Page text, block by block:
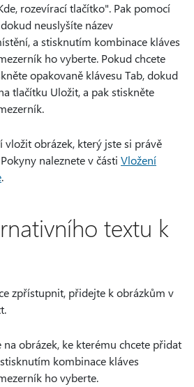
rozevírací tlačítko". Pak pomocí
neuslyšíte název
a stisknutím kombinace kláves
ho vyberte. Pokud chcete
opakovaně klávesu Tab, dokud
tlačítku Uložit, a pak stiskněte
vložit obrázek, který jste si právě
naleznete v části Vložení
.
textu k
zpřístupnit, přidejte k obrázkům v
obrázek, ke kterému chcete přidat
kombinace kláves
ho vyberte.